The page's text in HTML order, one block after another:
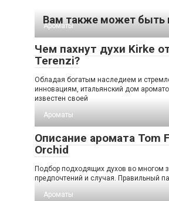
Вам также может быть
Ароматы
Чем пахнут духи Kirke
Terenzi?
Обладая богатым наследием и
инновациям, итальянский дом
известен своей
Ароматы
Описание аромата Tom
Orchid
Подбор подходящих духов во многом
предпочтений и случая. Правильный
Ароматы